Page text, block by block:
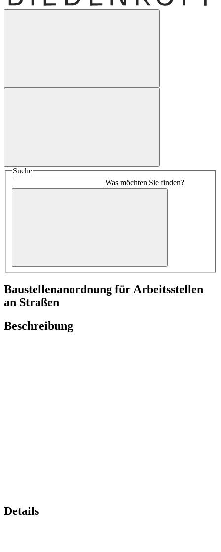
Suche
Was möchten Sie finden?
Baustellenanordnung für Arbeitsstellen
an Straßen
Beschreibung
Details